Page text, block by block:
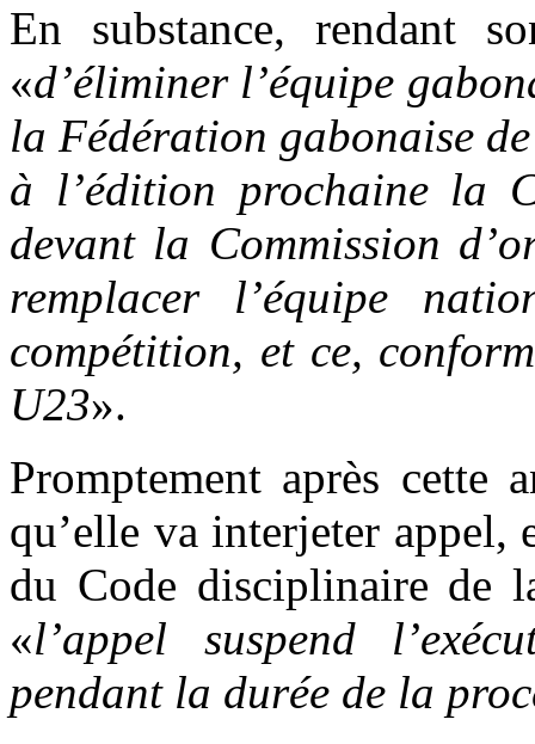
En substance, rendant
«d’éliminer l’équipe
la Fédération gabonaise
à l’édition prochaine la
devant la Commission
remplacer l’équipe
compétition, et ce,
U23».
Promptement après cette
qu’elle va interjeter appel,
du Code disciplinaire de
«l’appel suspend
pendant la durée de la